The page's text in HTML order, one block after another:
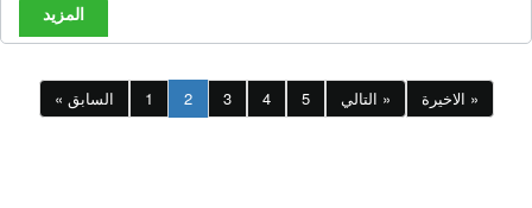
المزيد
« السابق 1 2 3 4 5 التالي » الاخيرة »